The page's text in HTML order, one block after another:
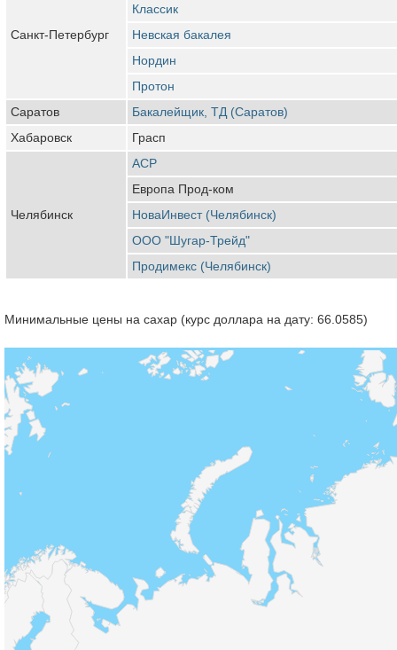
Санкт-Петербург
Классик
Невская бакалея
Нордин
Протон
Саратов
Бакалейщик, ТД (Саратов)
Хабаровск
Грасп
Челябинск
АСР
Европа Прод-ком
НоваИнвест (Челябинск)
ООО "Шугар-Трейд"
Продимекс (Челябинск)
Минимальные цены на сахар (курс доллара на дату: 66.0585)